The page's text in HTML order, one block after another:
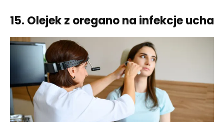
15. Olejek z oregano na infekcje ucha